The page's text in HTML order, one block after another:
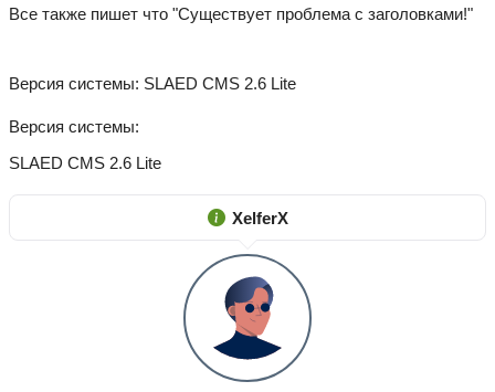
Все также пишет что "Существует проблема с заголовками!"
Версия системы: SLAED CMS 2.6 Lite
Версия системы
SLAED CMS 2.6 Lite
XelferX